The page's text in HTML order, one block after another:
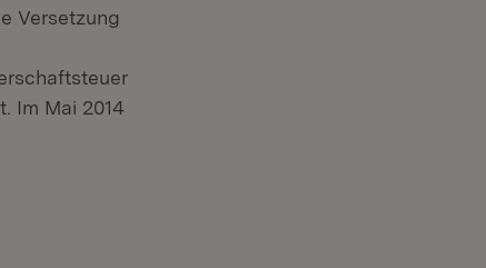
Versetzung
Im Mai 2014